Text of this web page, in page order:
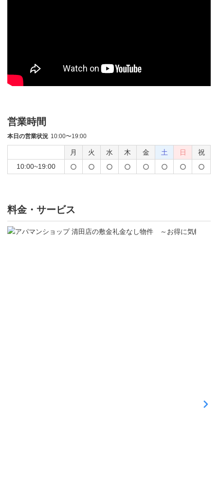
営業時間
本日の営業状況 10:00〜19:00
月 火 水 木 金 土 日
祝
10:00~19:00
料金・サービス